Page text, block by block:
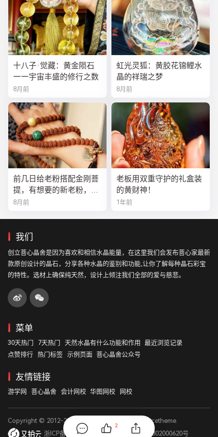
十八子·觉藏：黄金陨石
——宇宙丰盛的修行之数
8月前
虹光灵狐：黄胶花锦鲤水
晶的祥瑞之梦
8月前
前几日给老粉搭配金刚菩
提，有想要的新老粉，都
可以来排队
8月前
老板用双重守护的礼盒装
的黄财神！
1年前
2
我们
创立菩心晶舍是因为喜欢和相信水晶能量，在这里我们会发布菩心家最新
款原创设计的晶石，分享各种水晶的鉴别和功能,让你了解每种晶石彩宝
的特性。选材上确保纯天然，设计上倾注我们全部的爱与慈悲。
菜单
30天热门 7天热门 天然水晶有什么功能和作用
最近浏览记录
点赞排行 热门标签 示例页面 菩心晶舍公众号
友情链接
游学网 菩心晶舍 会计网校 华图网校 网校
Copyright © 2012-2026 nicetheme
浙ICP备14003531号
浙公网安备 33011802000620号